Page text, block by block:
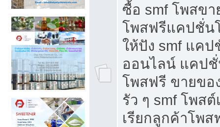
ซื้อ smf โพสข
โพสฟรีแคปชั่น
ให้ปัง smf แค
ออนไลน์ แคป
โพสฟรี ขายขอ
รัว ๆ smf โพส
เรียกลูกค้าโพส